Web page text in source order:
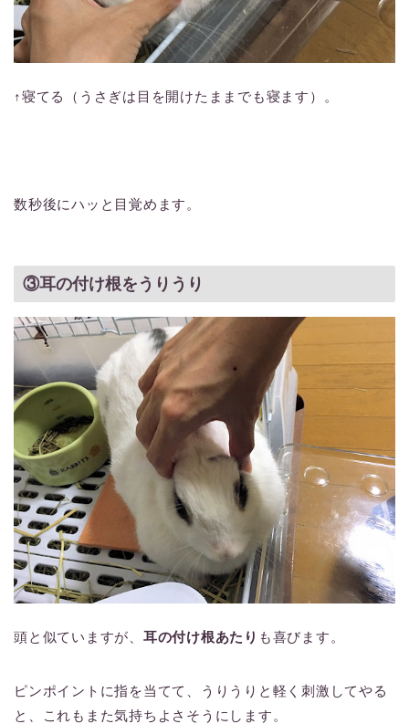
↑寝てる（うさぎは目を開けたままでも寝ます）。
数秒後にハッと目覚めます。
③耳の付け根をうりうり
頭と似ていますが、 耳の付け根あたり も喜びます。
ピンポイントに指を当てて、うりうりと軽く刺激してやる
と、これもまた気持ちよさそうにします。